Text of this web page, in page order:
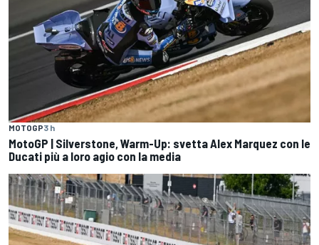
MOTOGP3 h
MotoGP | Silverstone, Warm-Up: svetta Alex Marquez con le
Ducati più a loro agio con la media